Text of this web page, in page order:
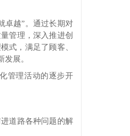
越”。通过长期对
管理，深入推进创
式，满足了顾客、
展。
管理活动的逐步开
道路各种问题的解